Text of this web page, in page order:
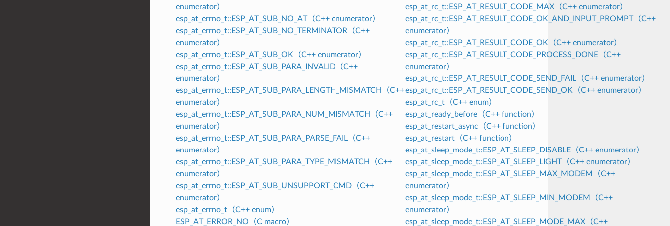
enumerator）
esp_at_errno_t::ESP_AT_SUB_NO_AT（C++ enumerator）
esp_at_errno_t::ESP_AT_SUB_NO_TERMINATOR（C++
enumerator）
esp_at_errno_t::ESP_AT_SUB_OK（C++ enumerator）
esp_at_errno_t::ESP_AT_SUB_PARA_INVALID（C++
enumerator）
esp_at_errno_t::ESP_AT_SUB_PARA_LENGTH_MISMATCH（C++
enumerator）
esp_at_errno_t::ESP_AT_SUB_PARA_NUM_MISMATCH（C++
enumerator）
esp_at_errno_t::ESP_AT_SUB_PARA_PARSE_FAIL（C++
enumerator）
esp_at_errno_t::ESP_AT_SUB_PARA_TYPE_MISMATCH（C++
enumerator）
esp_at_errno_t::ESP_AT_SUB_UNSUPPORT_CMD（C++
enumerator）
esp_at_errno_t（C++ enum）
ESP_AT_ERROR_NO（C macro）
esp_at_rc_t::ESP_AT_RESULT_CODE_MAX（C++ enumerator）
esp_at_rc_t::ESP_AT_RESULT_CODE_OK_AND_INPUT_PROMPT（C++
enumerator）
esp_at_rc_t::ESP_AT_RESULT_CODE_OK（C++ enumerator）
esp_at_rc_t::ESP_AT_RESULT_CODE_PROCESS_DONE（C++
enumerator）
esp_at_rc_t::ESP_AT_RESULT_CODE_SEND_FAIL（C++ enumerator）
esp_at_rc_t::ESP_AT_RESULT_CODE_SEND_OK（C++ enumerator）
esp_at_rc_t（C++ enum）
esp_at_ready_before（C++ function）
esp_at_restart_async（C++ function）
esp_at_restart（C++ function）
esp_at_sleep_mode_t::ESP_AT_SLEEP_DISABLE（C++ enumerator）
esp_at_sleep_mode_t::ESP_AT_SLEEP_LIGHT（C++ enumerator）
esp_at_sleep_mode_t::ESP_AT_SLEEP_MAX_MODEM（C++
enumerator）
esp_at_sleep_mode_t::ESP_AT_SLEEP_MIN_MODEM（C++
enumerator）
esp_at_sleep_mode_t::ESP_AT_SLEEP_MODE_MAX（C++